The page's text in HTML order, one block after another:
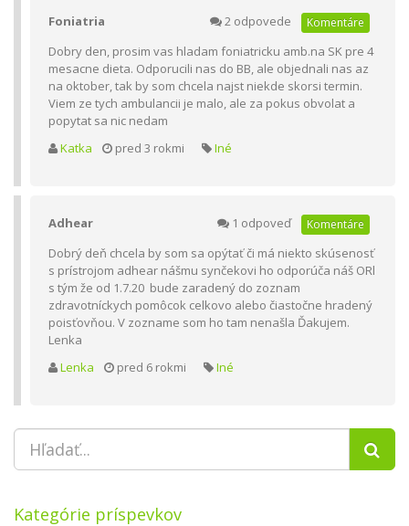
Foniatria 2 odpovede Komentáre
Dobry den, prosim vas hladam foniatricku amb.na SK pre 4
mesacne dieta. Odporucili nas do BB, ale objednali nas az
na oktober, tak by som chcela najst niekde skorsi termin.
Viem ze tych ambulancii je malo, ale za pokus obvolat a
popytat sa nic nedam
Katka
pred 3 rokmi Iné
Adhear 1 odpoveď Komentáre
Dobrý deň chcela by som sa opýtať či má niekto skúsenosť
s prístrojom adhear nášmu synčekovi ho odporúča náš ORl
s tým že od 1.7.20 bude zaradený do zoznam
zdravotníckych pomôcok celkovo alebo čiastočne hradený
poisťovňou. V zozname som ho tam nenašla Ďakujem.
Lenka
Lenka
pred 6 rokmi Iné
Kategórie príspevkov